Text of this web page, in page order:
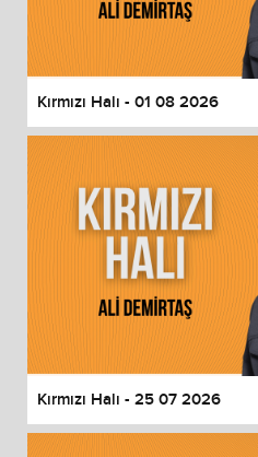
End of dialog window.
Kırmızı Halı - 01 08 2026
Kırmızı Halı - 25 07 2026